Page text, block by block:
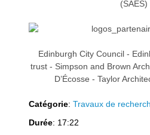
(SAES)
Edinburgh City Council -
trust - Simpson and Brown
D’Écosse - Taylor
Catégorie:Travaux de
Durée: 17:22